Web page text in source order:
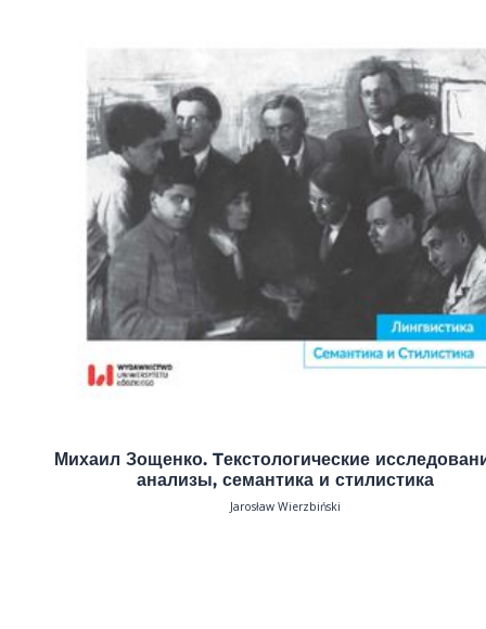
Михаил Зощенко. Tекстологические
анализы, семантика и стилистика
Jarosław Wierzbiński